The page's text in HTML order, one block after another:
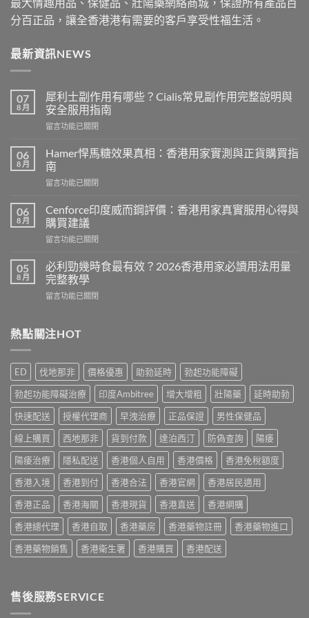
分百正品，讓全香港港有需要的客戶享受性福生活。
最新資訊NEWS
07
8 月
犀利士副作用有哪些？Cialis常見副作用完整說明與
安全服用指南
在
利
士
副
作
有
哪
些？
Cialis
見
副
用
說
安
全
服
用
指
南〉
中
留言功能已關閉
06
8 月
Hamer悍馬糖效果真相：香港用家實測與正貨購買指
南
在
悍
馬
糖
效
真
相：
香
港
實
正
貨
購
買
指
南〉
中
留言功能已關閉
06
8 月
Cenforce印度威而鋼評價：香港用家真實服用心得與
購買建議
在
印
度
威
而
價：
用
家
真
實
服
用
心
得
與
購
買
建
議〉
中
留言功能已關閉
05
8 月
必利勁幾時食最有效？2026香港用家必讀用法用量
完整教學
在
勁
幾
食
最
有
效？
2026
香
港
用
家
必
讀
用
法
用
量
完
整
留言功能已關閉
熱點關注HOT
ED 伐地那非 價格優惠 助勃延時
勃起功能障礙
勃起功能障礙治療
印度Ambitree 增大增粗 壯陽藥
延時助勃
快速配送
授權代理商 早洩治療 正品保證
男性保健品
線上購買
西地那非 貨到付款 達泊西汀 防偽查詢
陽痿
陽痿治療
隱私配送 香港個人自用 香港價格
香港免稅額度
香港入境
香港到付 香港合法 香港官網
香港居民適用
香港正品
香港海關 香港現貨 香港直送
香港網購
香港總代理
香港自取 香港藥房 香港藥物註冊
香港藥物進口
香港藥物銷售
香港衛生署 香港購買 香港配送
售後服務SERVICE